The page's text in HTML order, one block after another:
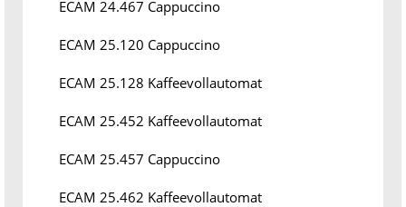
ECAM 24.467 Cappuccino
ECAM 25.120 Cappuccino
ECAM 25.128 Kaffeevollautomat
ECAM 25.452 Kaffeevollautomat
ECAM 25.457 Cappuccino
ECAM 25.462 Kaffeevollautomat